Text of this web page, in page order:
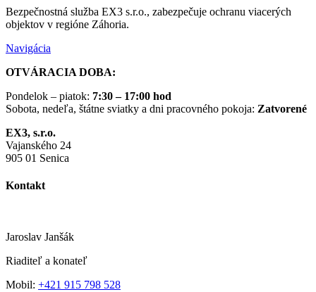
Bezpečnostná služba EX3 s.r.o., zabezpečuje ochranu viacerých
objektov v regióne Záhoria.
Navigácia
OTVÁRACIA DOBA:
Pondelok – piatok: 7:30 – 17:00 hod
Sobota, nedeľa, štátne sviatky a dni pracovného pokoja: Zatvorené
EX3, s.r.o.
Vajanského 24
905 01 Senica
Kontakt
Jaroslav Janšák
Riaditeľ a konateľ
Mobil: +421 915 798 528